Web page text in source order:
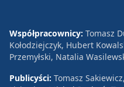
Współpracownicy: Tomasz
Kołodziejczyk, Hubert
Przemyłski, Natalia
Publicyści: Tomasz